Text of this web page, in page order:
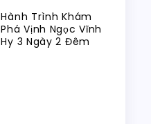
Hành Trình Khám
Phá Vịnh Ngọc Vĩnh
Hy 3 Ngày 2 Đêm